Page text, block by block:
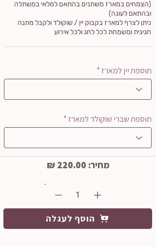
(הצמחים במארז משתנים בהתאם למלאי במשתלה
ובהתאם לעונה)
ניתן לצרף למארז בקבוק יין / שוקולד ולקבל מתנה
חגיגית ומשמחת לכל לחג ולכל אירוע
תוספת יין למארז *
תוספת שברי שוקולד למארז *
מחיר: 220.00 ₪
1
הוסף לעגלה